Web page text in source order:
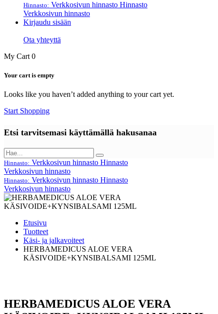
Hinnasto: Verkkosivun hinnasto Hinnasto
Verkkosivun hinnasto
Kirjaudu sisään
Ota yhteyttä
My Cart 0
Your cart is empty
Looks like you haven’t added anything to your cart yet.
Start Shopping
Etsi tarvitsemasi käyttämällä hakusanaa
Hinnasto: Verkkosivun hinnasto Hinnasto
Verkkosivun hinnasto
Hinnasto: Verkkosivun hinnasto Hinnasto
Verkkosivun hinnasto
Etusivu
Tuotteet
Käsi- ja jalkavoiteet
HERBAMEDICUS ALOE VERA
KÄSIVOIDE+KYNSIBALSAMI 125ML
HERBAMEDICUS ALOE VERA